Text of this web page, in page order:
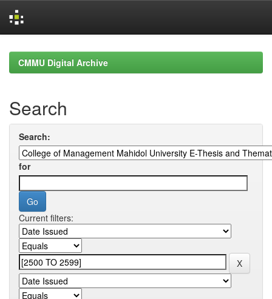
navigationCMMU Digital Archive
Search
Search:
for
Current filters: